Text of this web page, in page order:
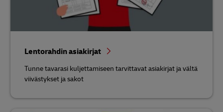
Lentorahdin asiakirjat
Tunne tavarasi kuljettamiseen tarvittavat asiakirjat ja vältä
viivästykset ja sakot